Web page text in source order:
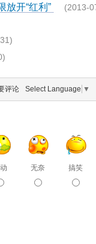
放开“红利” (2013-
评论 Select Language ▼
无奈 搞笑